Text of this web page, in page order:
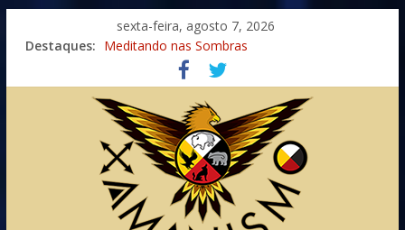
sexta-feira, agosto 7, 2026
Destaques:
Imaginação na Cura
Meditando nas Sombras
Autosuficiência: A Jornada do Espírito Ancestral
Xamanismo Universal
Totens – Caminho Espiritual – Crescimento